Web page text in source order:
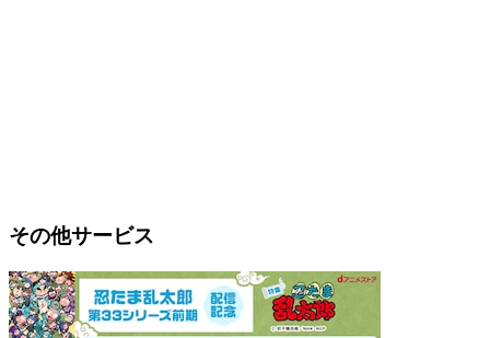
その他サービス